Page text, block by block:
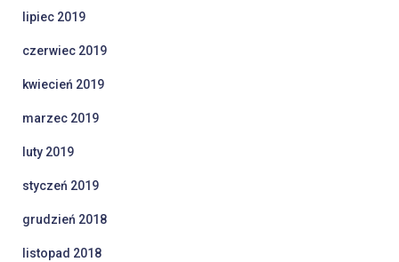
lipiec 2019
czerwiec 2019
kwiecień 2019
marzec 2019
luty 2019
styczeń 2019
grudzień 2018
listopad 2018